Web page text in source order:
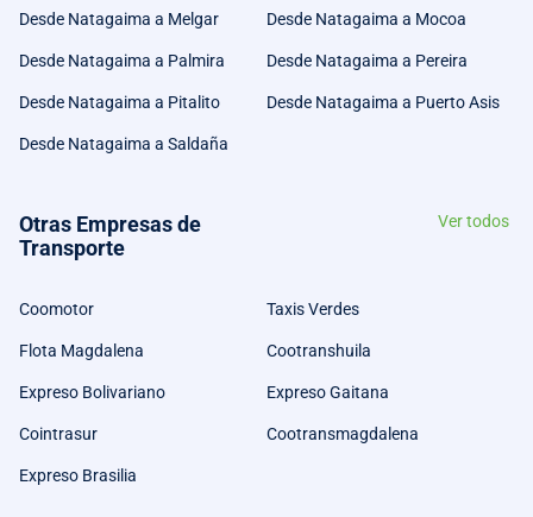
Desde Natagaima a Melgar Desde Natagaima a Mocoa
Desde Natagaima a Palmira Desde Natagaima a Pereira
Desde Natagaima a Pitalito Desde Natagaima a Puerto Asis
Desde Natagaima a Saldaña
Otras Empresas de
Transporte
Ver todos
Coomotor Taxis Verdes
Flota Magdalena Cootranshuila
Expreso Bolivariano Expreso Gaitana
Cointrasur Cootransmagdalena
Expreso Brasilia